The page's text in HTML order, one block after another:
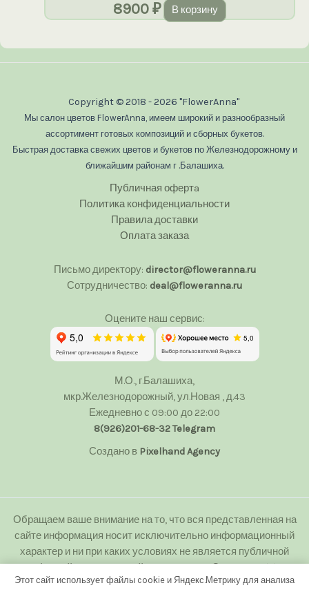
8900₽ В корзину
Copyright © 2018 - 2026 "FlowerAnna"
Мы салон цветов FlowerAnna, имеем широкий и разнообразный
ассортимент готовых композиций и сборных букетов.
Быстрая доставка свежих цветов и букетов по Железнодорожному и
ближайшим районам г .Балашиха.
Публичная офертa
Политика конфиденциальности
Правила доставки
Оплата заказа
Письмо директору: director@floweranna.ru
Сотрудничество: deal@floweranna.ru
Оцените наш сервис:
М.О., г.Балашиха,
мкр.Железнодорожный, ул.Новая , д.43
Ежедневно с 09:00 до 22:00
8(926)201-68-32Telegram
Создано в Pixelhand Agency
Обращаем ваше внимание на то, что вся представленная на
сайте информация носит исключительно информационный
характер и ни при каких условиях не является публичной
Гражданского кодекса Российской Федерации.
Этот сайт использует файлы cookie и Яндекс.Метрику для анализа